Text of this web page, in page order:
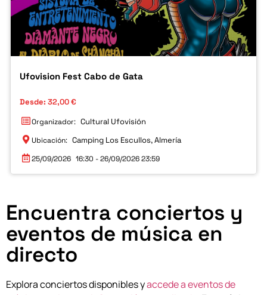
Ufovision Fest Cabo de Gata
Desde: 32,00€
Organizador: Cultural Ufovisión
Ubicación: Camping Los Escullos, Almería
25/09/2026 16:30 - 26/09/2026 23:59
Encuentra conciertos y
eventos de música en
directo
Explora conciertos disponibles yaccede a eventos de